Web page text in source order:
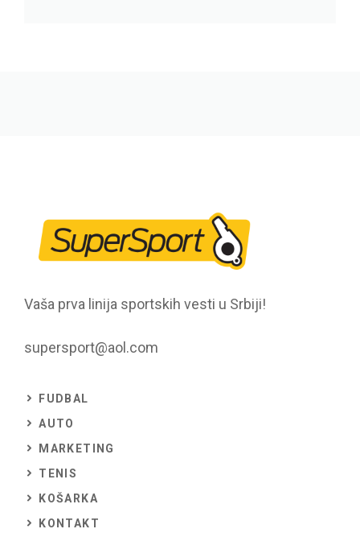
Vaša prva linija sportskih vesti u Srbiji!
supersport@aol.com
FUDBAL
AUTO
MARKETING
TENIS
KOŠARKA
KONTAKT